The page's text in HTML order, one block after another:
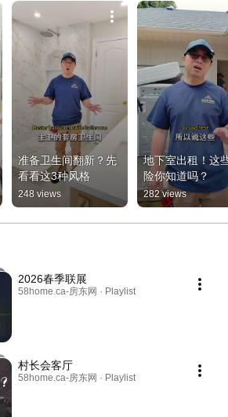
准备卫生间翻新？先
看看这3种风格
248 views
地下室出租！这
险你知道吗？
282 views
2026春季联展
58home.ca-房东网 · Playlist
村长会客厅
58home.ca-房东网 · Playlist